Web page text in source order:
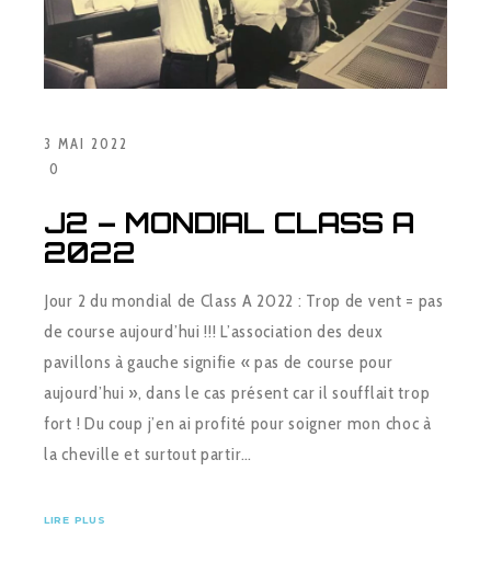
3 MAI 2022
0
J2 – MONDIAL CLASS A
2022
Jour 2 du mondial de Class A 2022 : Trop de vent = pas
de course aujourd’hui !!! L’association des deux
pavillons à gauche signifie « pas de course pour
aujourd’hui », dans le cas présent car il soufflait trop
fort ! Du coup j’en ai profité pour soigner mon choc à
la cheville et surtout partir…
LIRE PLUS